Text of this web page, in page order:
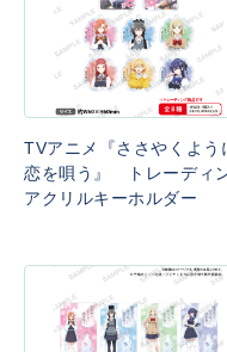
TVアニメ『ささやくよう
恋を唄う』 トレーディ
アクリルキーホルダー